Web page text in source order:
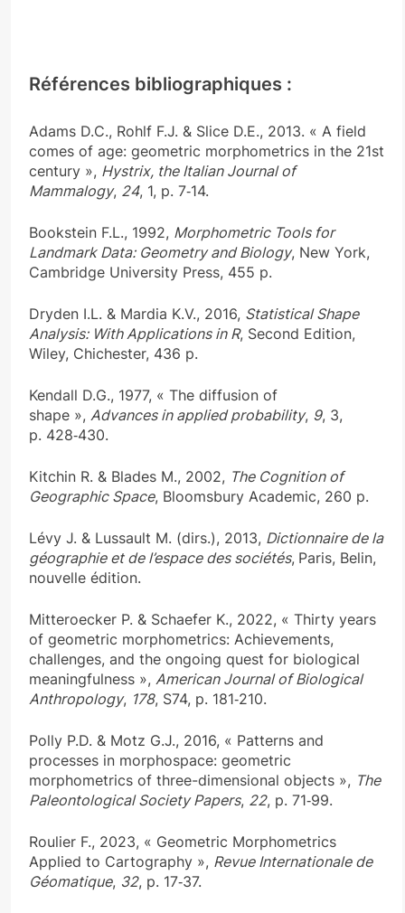
Références bibliographiques :
Adams D.C., Rohlf F.J. & Slice D.E., 2013. « A field
comes of age: geometric morphometrics in the 21st
century », Hystrix, the Italian Journal of
Mammalogy, 24, 1, p. 7‑14.
Bookstein F.L., 1992, Morphometric Tools for
Landmark Data: Geometry and Biology, New York,
Cambridge University Press, 455 p.
Dryden I.L. & Mardia K.V., 2016, Statistical Shape
Analysis: With Applications in R, Second Edition,
Wiley, Chichester, 436 p.
Kendall D.G., 1977, « The diffusion of
shape », Advances in applied probability, 9, 3,
p. 428‑430.
Kitchin R. & Blades M., 2002, The Cognition of
Geographic Space, Bloomsbury Academic, 260 p.
Lévy J. & Lussault M. (dirs.), 2013, Dictionnaire de la
géographie et de l’espace des sociétés, Paris, Belin,
nouvelle édition.
Mitteroecker P. & Schaefer K., 2022, « Thirty years
of geometric morphometrics: Achievements,
challenges, and the ongoing quest for biological
meaningfulness », American Journal of Biological
Anthropology, 178, S74, p. 181‑210.
Polly P.D. & Motz G.J., 2016, « Patterns and
processes in morphospace: geometric
morphometrics of three-dimensional objects », The
Paleontological Society Papers, 22, p. 71‑99.
Roulier F., 2023, « Geometric Morphometrics
Applied to Cartography », Revue Internationale de
Géomatique, 32, p. 17‑37.